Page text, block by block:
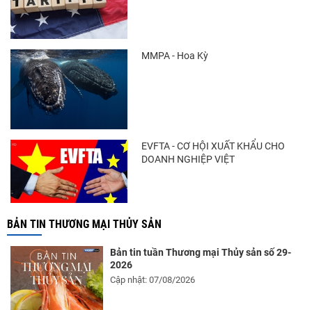
Trung Quốc tăng mạnh nhập khẩu mực,
Điểm tin thủy sản thế giới ngày 3/8/2026
MMPA - Hoa Kỳ
EVFTA - CƠ HỘI XUẤT KHẨU CHO
DOANH NGHIỆP VIỆT
BẢN TIN THƯƠNG MẠI THỦY SẢN
Bản tin tuần Thương mại Thủy sản số 29-
2026
Cập nhật: 07/08/2026